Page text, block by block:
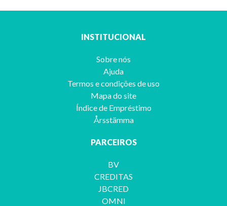
5 dicas de como organizar sua vida financeira
O endividamento gera diversos problemas, por isso, vamos mostrar
INSTITUCIONAL
Sobre nós
Ajuda
Termos e condições de uso
Mapa do site
Índice de Empréstimo
Årsstämma
PARCEIROS
BV
CREDITAS
JBCRED
OMNI